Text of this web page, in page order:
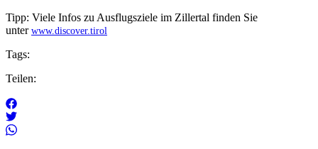
Tipp: Viele Infos zu Ausflugsziele im Zillertal finden Sie
unter www.discover.tirol
Tags:
Teilen: